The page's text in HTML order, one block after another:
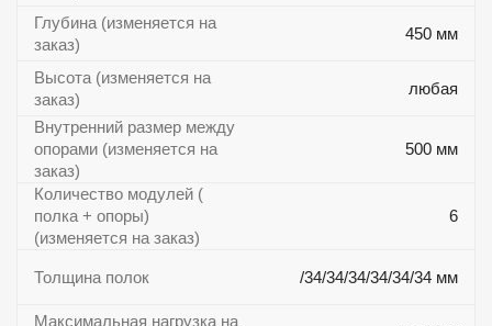
Глубина (изменяется на
заказ)
450 мм
Высота (изменяется на
заказ)
любая
Внутренний размер между
опорами (изменяется на
заказ)
500 мм
Количество модулей (
полка + опоры)
(изменяется на заказ)
6
Толщина полок /34/34/34/34/34/34 мм
Максимальная нагрузка на